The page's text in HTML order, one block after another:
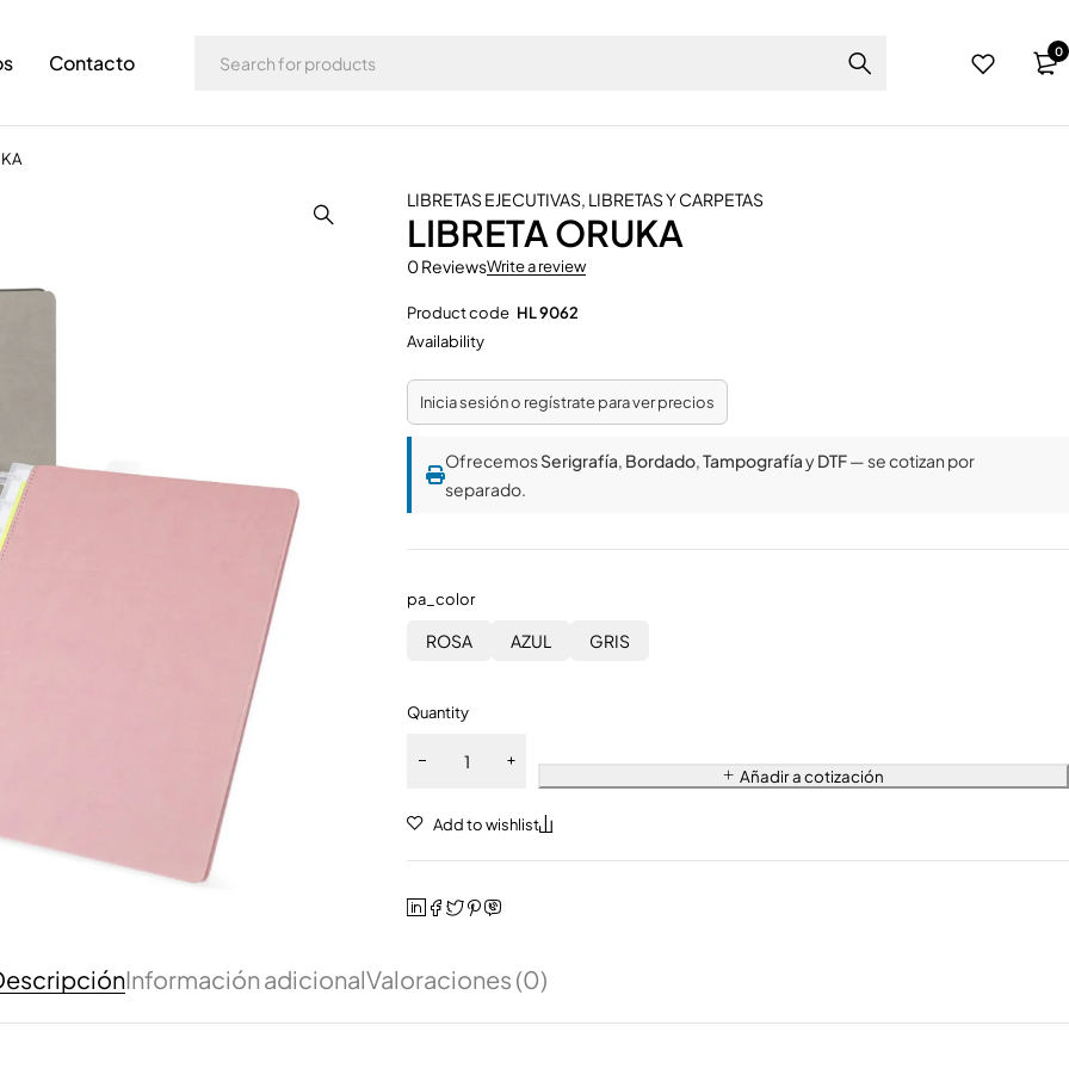
Contacto 0
LIBRETAS EJECUTIVAS, LIBRETAS Y CARPETAS
LIBRETA ORUKA
0 ReviewsWrite a review
Product code HL 9062
Availability
Inicia sesión o regístrate para ver precios
OfrecemosSerigrafía, Bordado,TampografíayDTF— se cotizan por
separado.
pa_color
ROSA AZUL GRIS
Quantity
Añadir a cotización
Información adicionalValoraciones (0)